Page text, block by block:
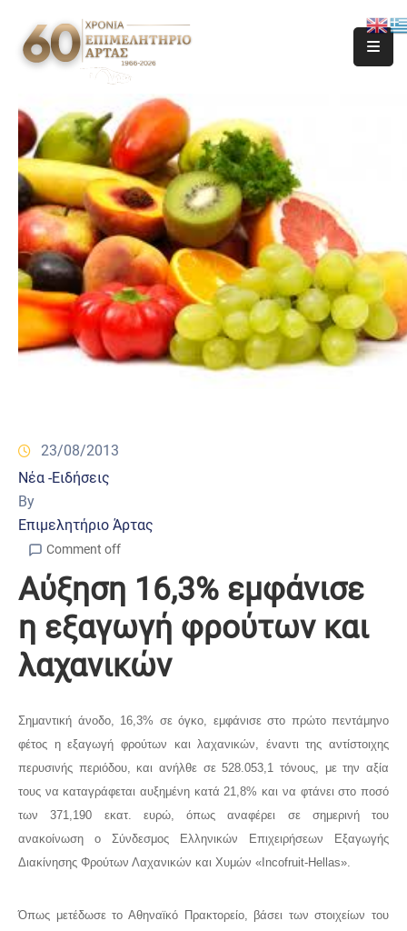
23/08/2013
Νέα -Ειδήσεις
By
Επιμελητήριο Άρτας
Comment off
Αύξηση 16,3% εμφάνισε
η εξαγωγή φρούτων και
λαχανικών
Σημαντική άνοδο, 16,3% σε όγκο, εμφάνισε στο πρώτο πεντάμηνο
φέτος η εξαγωγή φρούτων και λαχανικών, έναντι της αντίστοιχης
περυσινής περιόδου, και ανήλθε σε 528.053,1 τόνους, με την αξία
τους να καταγράφεται αυξημένη κατά 21,8% και να φτάνει στο ποσό
των 371,190 εκατ. ευρώ, όπως αναφέρει σε σημερινή του
ανακοίνωση ο Σύνδεσμος Ελληνικών Επιχειρήσεων Εξαγωγής
Διακίνησης Φρούτων Λαχανικών και Χυμών «Incofruit-Hellas».
Όπως μετέδωσε το Αθηναϊκό Πρακτορείο, βάσει των στοιχείων του